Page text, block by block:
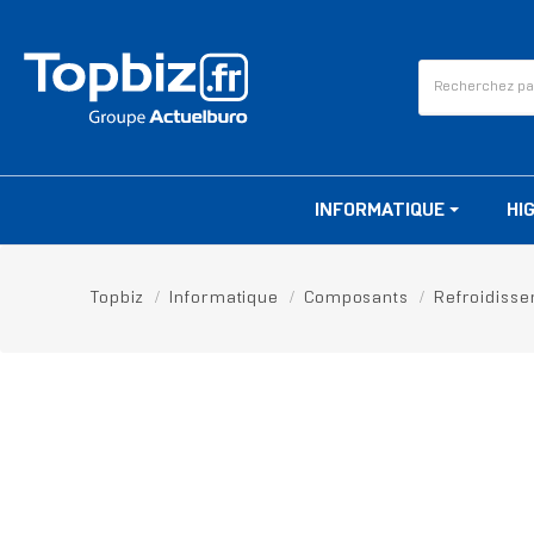
INFORMATIQUE
Topbiz Informatique Composants